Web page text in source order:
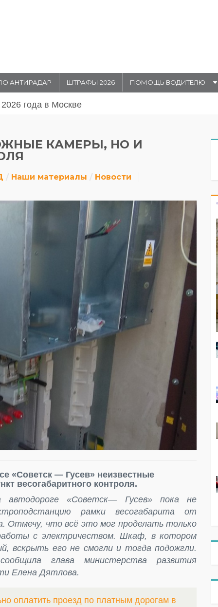
АНТИРАДАР ШТРАФЫ 2026 ПОМОЩЬ ВОДИТЕЛЮ
20026 года в Москве
КАМЕРЫ, НО И
Наши материалы
Новости
«Советск — Гусев» неизвестные
весогабаритного контроля.
«Советск— Гусев» пока не
рамки весогабарита от
Отмечу, что всё это мог проделать только
с электричеством. Шкаф, в котором
вскрыть его не смогли и тогда подожгли.
глава министерства развития
Елена Дятлова.
оплатить проезд по платным дорогам в